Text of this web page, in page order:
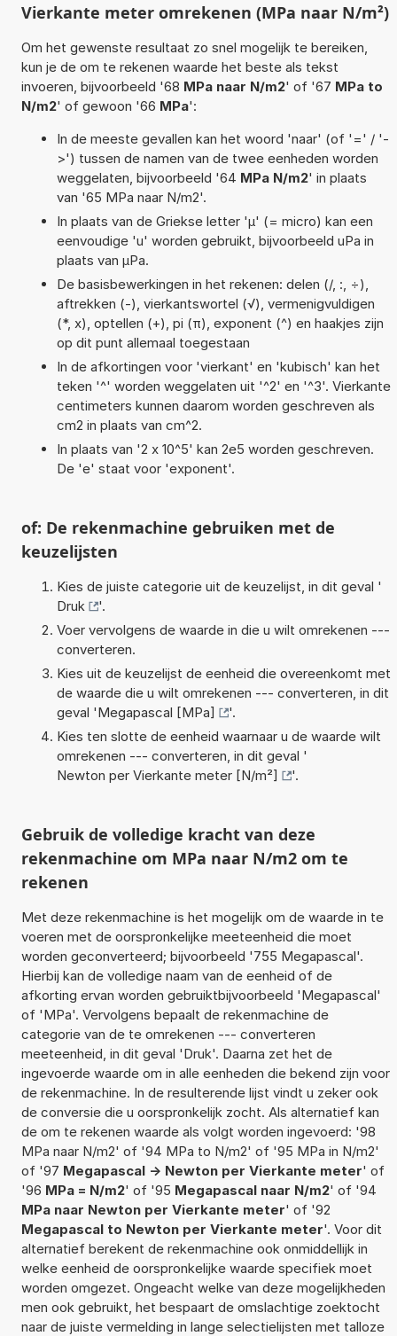
Vierkante meter omrekenen (MPa naar N/m²)
Om het gewenste resultaat zo snel mogelijk te bereiken,
kun je de om te rekenen waarde het beste als tekst
invoeren, bijvoorbeeld '68 MPa naar N/m2' of '67 MPa to
N/m2' of gewoon '66 MPa':
In de meeste gevallen kan het woord 'naar' (of '=' / '-
>') tussen de namen van de twee eenheden worden
weggelaten, bijvoorbeeld '64 MPa N/m2' in plaats
van '65 MPa naar N/m2'.
In plaats van de Griekse letter 'µ' (= micro) kan een
eenvoudige 'u' worden gebruikt, bijvoorbeeld uPa in
plaats van µPa.
De basisbewerkingen in het rekenen: delen (/, :, ÷),
aftrekken (-), vierkantswortel (√), vermenigvuldigen
(*, x), optellen (+), pi (π), exponent (^) en haakjes zijn
op dit punt allemaal toegestaan
In de afkortingen voor 'vierkant' en 'kubisch' kan het
teken '^' worden weggelaten uit '^2' en '^3'. Vierkante
centimeters kunnen daarom worden geschreven als
cm2 in plaats van cm^2.
In plaats van '2 x 10^5' kan 2e5 worden geschreven.
De 'e' staat voor 'exponent'.
of: De rekenmachine gebruiken met de
keuzelijsten
Kies de juiste categorie uit de keuzelijst, in dit geval '
Druk
'.
Voer vervolgens de waarde in die u wilt omrekenen ---
converteren.
Kies uit de keuzelijst de eenheid die overeenkomt met
de waarde die u wilt omrekenen --- converteren, in dit
geval 'Megapascal [MPa]
'.
Kies ten slotte de eenheid waarnaar u de waarde wilt
omrekenen --- converteren, in dit geval '
Newton per Vierkante meter [N/m²]
'.
Gebruik de volledige kracht van deze
rekenmachine om MPa naar N/m2 om te
rekenen
Met deze rekenmachine is het mogelijk om de waarde in te
voeren met de oorspronkelijke meeteenheid die moet
worden geconverteerd; bijvoorbeeld '755 Megapascal'.
Hierbij kan de volledige naam van de eenheid of de
afkorting ervan worden gebruiktbijvoorbeeld 'Megapascal'
of 'MPa'. Vervolgens bepaalt de rekenmachine de
categorie van de te omrekenen --- converteren
meeteenheid, in dit geval 'Druk'. Daarna zet het de
ingevoerde waarde om in alle eenheden die bekend zijn voor
de rekenmachine. In de resulterende lijst vindt u zeker ook
de conversie die u oorspronkelijk zocht. Als alternatief kan
de om te rekenen waarde als volgt worden ingevoerd: '98
MPa naar N/m2' of '94 MPa to N/m2' of '95 MPa in N/m2'
of '97 Megapascal -> Newton per Vierkante meter' of
'96 MPa = N/m2' of '95 Megapascal naar N/m2' of '94
MPa naar Newton per Vierkante meter' of '92
Megapascal to Newton per Vierkante meter'. Voor dit
alternatief berekent de rekenmachine ook onmiddellijk in
welke eenheid de oorspronkelijke waarde specifiek moet
worden omgezet. Ongeacht welke van deze mogelijkheden
men ook gebruikt, het bespaart de omslachtige zoektocht
naar de juiste vermelding in lange selectielijsten met talloze